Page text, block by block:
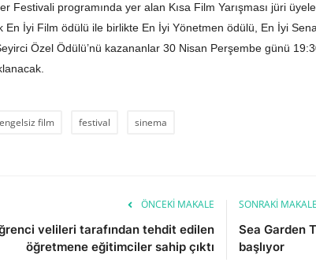
Festivali programında yer alan Kısa Film Yarışması jüri
En İyi Film ödülü ile birlikte En İyi Yönetmen ödülü, En İyi
Özel Ödülü’nü kazananlar 30 Nisan Perşembe günü
engelsiz film festival sinema
ÖNCEKI MAKALE
velileri tarafından tehdit edilen
öğretmene eğitimciler sahip çıktı
SONRAKI MAKALE
Sea Garden
başlıyor